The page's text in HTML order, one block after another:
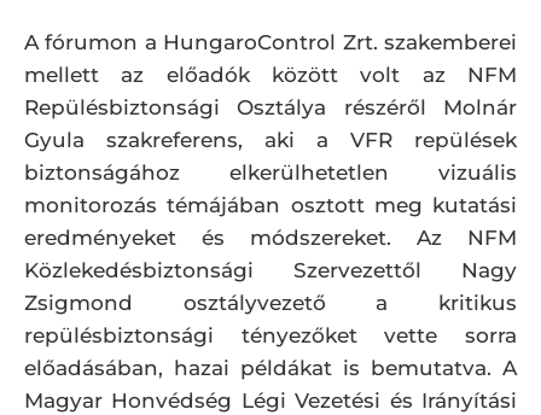
A fórumon a HungaroControl Zrt. szakemberei
mellett az előadók között volt az NFM
Repülésbiztonsági Osztálya részéről Molnár
Gyula szakreferens, aki a VFR repülések
biztonságához elkerülhetetlen vizuális
monitorozás témájában osztott meg kutatási
eredményeket és módszereket. Az NFM
Közlekedésbiztonsági Szervezettől Nagy
Zsigmond osztályvezető a kritikus
repülésbiztonsági tényezőket vette sorra
előadásában, hazai példákat is bemutatva. A
Magyar Honvédség Légi Vezetési és Irányítási